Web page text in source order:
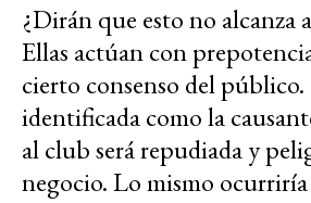
¿Dirán que esto no alcanza
Ellas actúan con
cierto consenso del público.
identificada como la
al club será repudiada y
negocio. Lo mismo